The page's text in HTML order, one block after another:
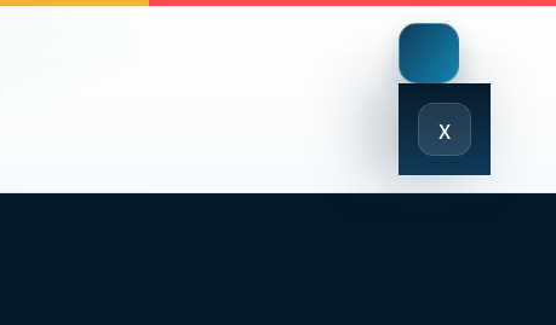
x
Close
Menu